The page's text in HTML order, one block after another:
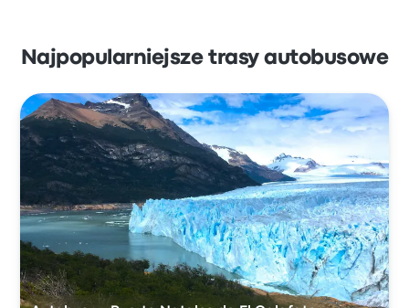
Najpopularniejsze trasy autobusowe